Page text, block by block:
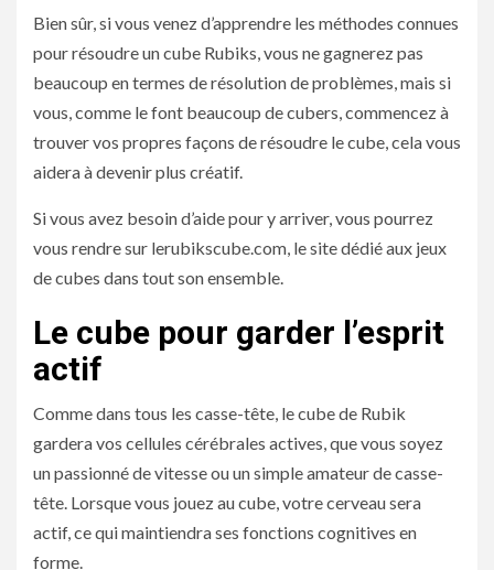
Bien sûr, si vous venez d’apprendre les méthodes connues
pour résoudre un cube Rubiks, vous ne gagnerez pas
beaucoup en termes de résolution de problèmes, mais si
vous, comme le font beaucoup de cubers, commencez à
trouver vos propres façons de résoudre le cube, cela vous
aidera à devenir plus créatif.
Si vous avez besoin d’aide pour y arriver, vous pourrez
vous rendre sur lerubikscube.com, le site dédié aux jeux
de cubes dans tout son ensemble.
Le cube pour garder l’esprit
actif
Comme dans tous les casse-tête, le cube de Rubik
gardera vos cellules cérébrales actives, que vous soyez
un passionné de vitesse ou un simple amateur de casse-
tête. Lorsque vous jouez au cube, votre cerveau sera
actif, ce qui maintiendra ses fonctions cognitives en
forme.